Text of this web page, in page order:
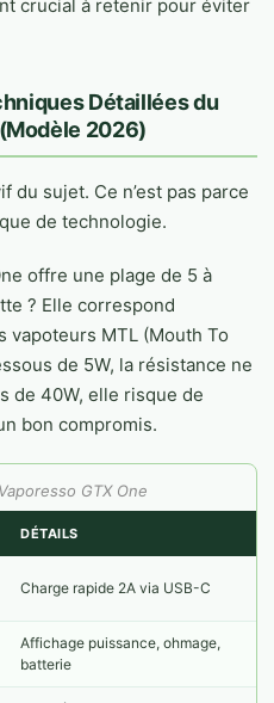
crucial à retenir pour éviter
Détaillées du
2026)
du sujet. Ce n’est pas parce
de technologie.
offre une plage de 5 à
? Elle correspond
vapoteurs MTL (Mouth To
de 5W, la résistance ne
de 40W, elle risque de
bon compromis.
GTX One
DÉTAILS
Charge rapide 2A via USB-C
Affichage puissance, ohmage,
batterie